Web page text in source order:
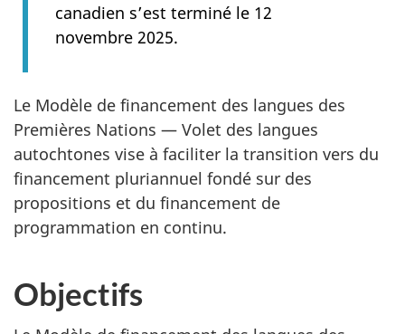
canadien s’est terminé le 12
novembre 2025.
Le Modèle de financement des langues des
Premières Nations — Volet des langues
autochtones vise à faciliter la transition vers du
financement pluriannuel fondé sur des
propositions et du financement de
programmation en continu.
Objectifs